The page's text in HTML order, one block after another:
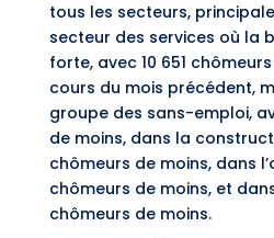
tous les secteurs,
secteur des services où la
forte, avec 10 651
cours du mois précédent,
groupe des sans-emploi,
de moins, dans la
chômeurs de moins, dans
chômeurs de moins, et
chômeurs de moins.